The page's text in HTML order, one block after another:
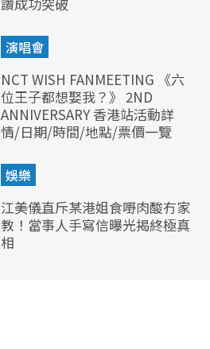
演唱會
NCT WISH FANMEETING 《六
位王子都想娶我？》 2ND
ANNIVERSARY 香港站活動詳
情/日期/時間/地點/票價一覽
娛樂
江美儀直斥某港姐食嘢肉酸冇家
教！當事人手寫信曝光揭終極真
相